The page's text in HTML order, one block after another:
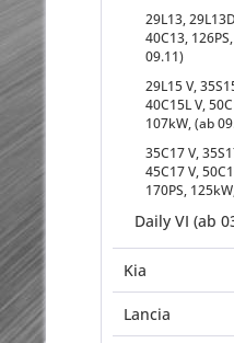
29L13,
40C13,
09.11)
29L15 V,
40C15L V,
107kW, (ab
35C17 V,
45C17 V,
170PS,
Daily VI (ab
Kia
Lancia